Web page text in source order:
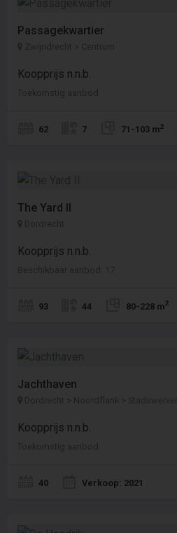
Passagekwartier
Zwijndrecht > Centrum
Koopprijs n.n.b.
Toekomstig aanbod
62 7 71-103 m2
The Yard II
Dordrecht
Koopprijs n.n.b.
Beschikbaar aanbod: 17
93 44 80-228 m2
Jachthaven
Dordrecht > Noordflank > Stadswerven
Koopprijs n.n.b.
Toekomstig aanbod
40 Verkoop: 2021